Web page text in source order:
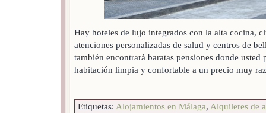
Hay hoteles de lujo integrados con la alta cocina,
atenciones personalizadas de salud y centros de
también encontrará baratas pensiones donde usted
habitación limpia y confortable a un precio muy
Etiquetas: Alojamientos en Málaga, Alquileres de